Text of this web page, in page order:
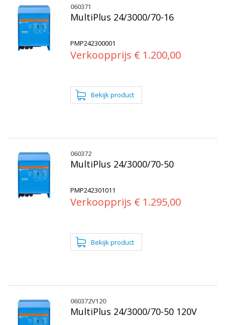
MultiPlus 24/3000/70-16
PMP242300001
Verkoopprijs € 1.200,00
060371
MultiPlus 24/3000/70-50
PMP242301011
Verkoopprijs € 1.295,00
060372
MultiPlus 24/3000/70-50 120V
060372V120